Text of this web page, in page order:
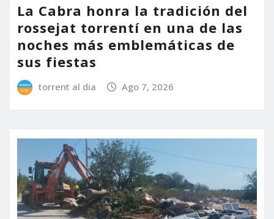
La Cabra honra la tradición del
rossejat torrentí en una de las
noches más emblemáticas de
sus fiestas
torrent al dia Ago 7, 2026